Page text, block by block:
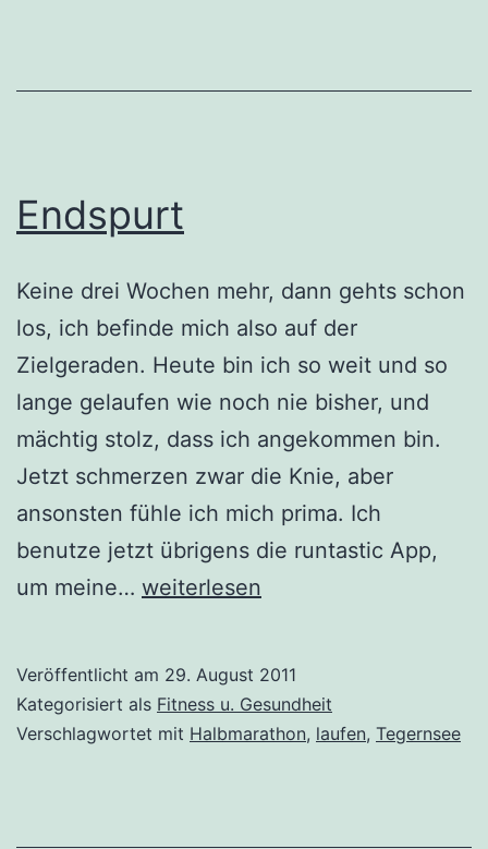
Endspurt
Keine drei Wochen mehr, dann gehts schon
los, ich befinde mich also auf der
Zielgeraden. Heute bin ich so weit und so
lange gelaufen wie noch nie bisher, und
mächtig stolz, dass ich angekommen bin.
Jetzt schmerzen zwar die Knie, aber
ansonsten fühle ich mich prima. Ich
benutze jetzt übrigens die runtastic App,
um meine… Endspurt
weiterlesen
Veröffentlicht am 29. August 2011
Kategorisiert als Fitness u. Gesundheit
Verschlagwortet mit Halbmarathon, laufen, Tegernsee